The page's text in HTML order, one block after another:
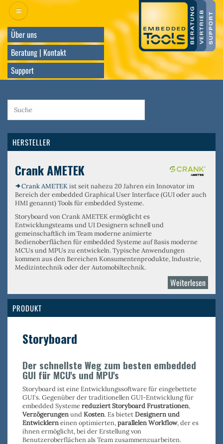
Direkt
zum
InhaltÜber uns
Beratung | Kontakt
Support
HERSTELLER
Crank AMETEK
Crank AMETEK ist seit nahezu 20 Jahren ein Innovator im
Bereich der embedded Graphical User Interface (GUI oder auch
HMI genannt) Tools für embedded Systeme.
Storyboard von Crank AMETEK ermöglicht es
Entwicklungsteams und UI Designern schnell und
gemeinschaftlich im Team moderne animierte
Bedienoberflächen für embedded Systeme auf Basis moderne
MCUs und MPUs zu entwickeln. Typische Anwendungen
kommen aus den Bereichen Konsumentenprodukte, Industrie,
Medizintechnik oder der Automobiltechnik.
Weiterlesen
Crank
PRODUKT
Storyboard
Der schnellste Weg zum besten embedded
GUI für MCU's und MPU's
Storyboard ist eine Entwicklungssoftware für eingebettete
GUI‘s. Gegenüber der traditionellen GUI-Entwicklung für
embedded Systemereduziert Storyboard Frustrationen,
Verzögerungenund Kosten. Es bietetDesignern und
Entwicklerneinen optimierten, parallelen Workflow, der es
ihnen ermöglicht, bei der Erstellung von
Benutzeroberflächen als Team zusammenzuarbeiten.